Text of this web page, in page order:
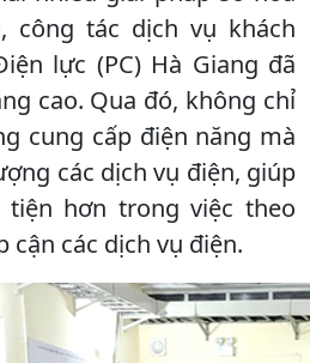
công tác dịch vụ khách
lực (PC) Hà Giang đã
cao. Qua đó, không chỉ
cung cấp điện năng mà
các dịch vụ điện, giúp
tiện hơn trong việc theo
cận các dịch vụ điện.